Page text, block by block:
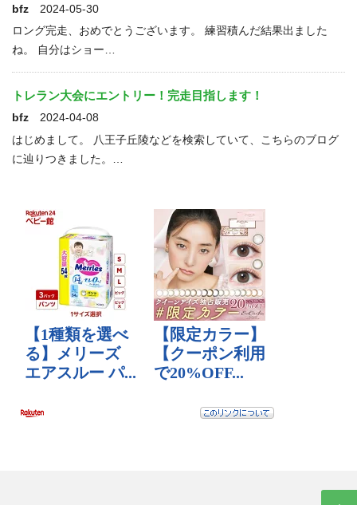
bfz
2024-05-30
ロング完走、おめでとうございます。 練習積んだ結果出ました
ね。 自分はショー…
トレラン大会にエントリー！完走目指します！
bfz
2024-04-08
はじめまして。 八王子丘陵などを検索していて、こちらのブログ
に辿りつきました。…